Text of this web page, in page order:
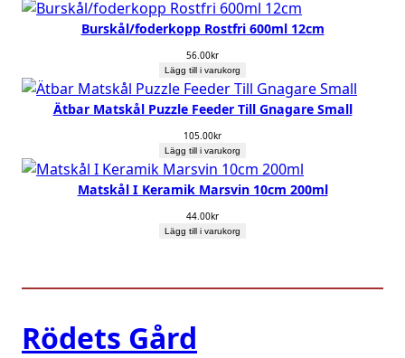
Burskål/foderkopp Rostfri 600ml 12cm
56.00kr
Lägg till i varukorg
Ätbar Matskål Puzzle Feeder Till Gnagare Small
105.00kr
Lägg till i varukorg
Matskål I Keramik Marsvin 10cm 200ml
44.00kr
Lägg till i varukorg
Rödets Gård